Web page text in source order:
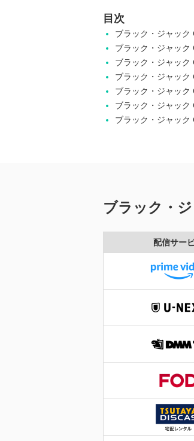
目次
ブラック・ジャック
ブラック・ジャック
ブラック・ジャック
ブラック・ジャック
ブラック・ジャック
ブラック・ジャック
ブラック・ジャック
ブラック・
配信サー